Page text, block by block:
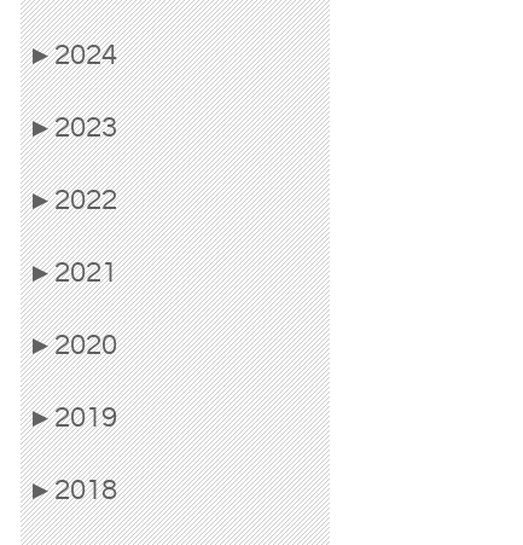
▶2024
▶2023
▶2022
▶2021
▶2020
▶2019
▶2018